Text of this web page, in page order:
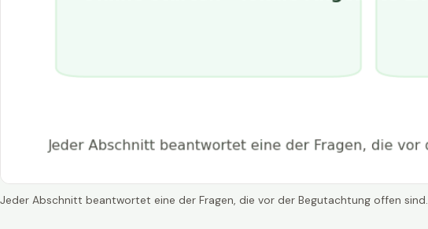
Jeder Abschnitt beantwortet eine der Fragen, die vor der Begutachtung offen sind.